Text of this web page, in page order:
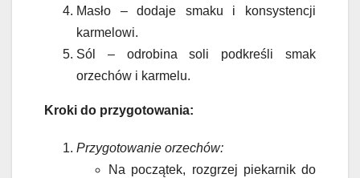
Masło – dodaje smaku i konsystencji
karmelowi.
Sól – odrobina soli podkreśli smak
orzechów i karmelu.
Kroki do przygotowania:
Przygotowanie orzechów:
Na początek, rozgrzej piekarnik do